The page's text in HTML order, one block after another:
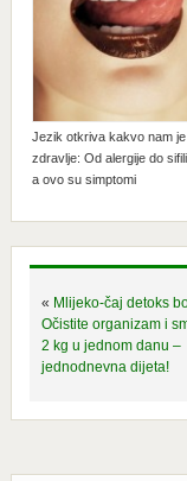
Jezik otkriva kakvo nam je
zdravlje: Od alergije do
a ovo su simptomi
« Mlijeko-čaj detoks
Očistite organizam i
2 kg u jednom danu –
jednodnevna dijeta!